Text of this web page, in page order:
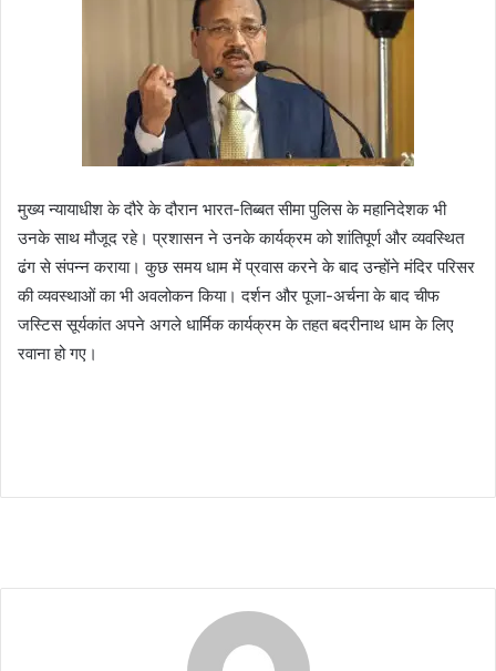
मुख्य न्यायाधीश के दौरे के दौरान भारत-तिब्बत सीमा पुलिस के महानिदेशक भी
उनके साथ मौजूद रहे। प्रशासन ने उनके कार्यक्रम को शांतिपूर्ण और व्यवस्थित
ढंग से संपन्न कराया। कुछ समय धाम में प्रवास करने के बाद उन्होंने मंदिर परिसर
की व्यवस्थाओं का भी अवलोकन किया। दर्शन और पूजा-अर्चना के बाद चीफ
जस्टिस सूर्यकांत अपने अगले धार्मिक कार्यक्रम के तहत बदरीनाथ धाम के लिए
रवाना हो गए।